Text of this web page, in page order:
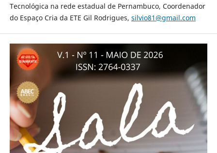
Tecnológica na rede estadual de Pernambuco, Coordenador
do Espaço Cria da ETE Gil Rodrigues, silvio81@gmail.com